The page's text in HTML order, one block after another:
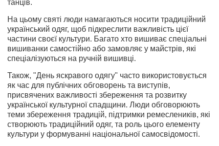
танців.
На цьому святі люди намагаються носити традиційний
український одяг, щоб підкреслити важливість цієї
частини своєї культури. Багато хто вишиває спеціальні
вишиванки самостійно або замовляє у майстрів, які
спеціалізуються на ручній вишивці.
Також, "День яскравого одягу" часто використовується
як час для публічних обговорень та виступів,
присвячених важливості збереження та розвитку
української культурної спадщини. Люди обговорюють
теми збереження традицій, підтримки ремеслеників, які
створюють традиційний одяг, та роль цього елементу
культури у формуванні національної самосвідомості.